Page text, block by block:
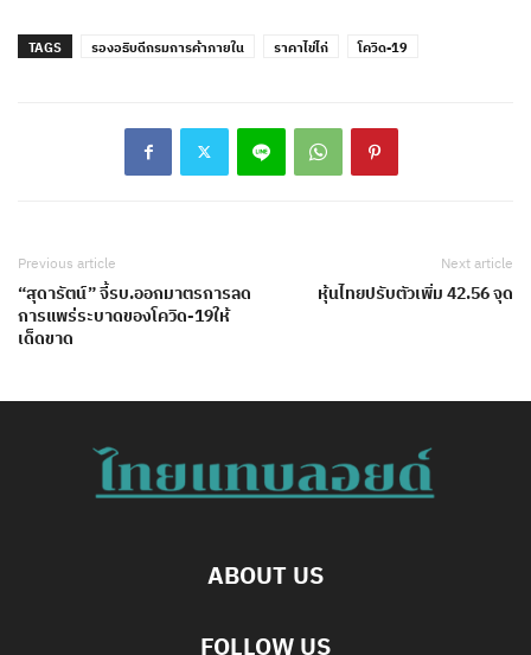
TAGS รองอธิบดีกรมการค้าภายใน ราคาไข่ไก่ โควิด-19
Previous article
“สุดารัตน์” จี้รบ.ออกมาตรการลด
การแพร่ระบาดของโควิด-19ให้
เด็ดขาด
Next article
หุ้นไทยปรับตัวเพิ่ม 42.56 จุด
ABOUT US
FOLLOW US